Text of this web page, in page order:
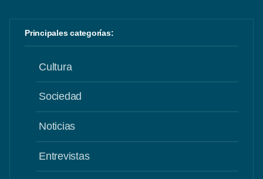
Principales categorías:
Cultura
Sociedad
Noticias
Entrevistas